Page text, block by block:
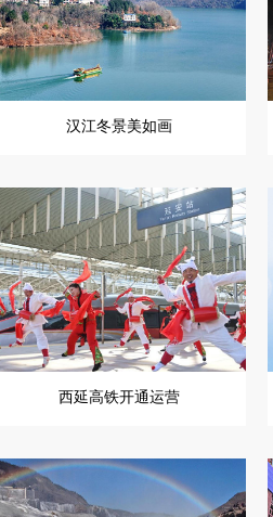
汉江冬景美如画
西延高铁开通运营